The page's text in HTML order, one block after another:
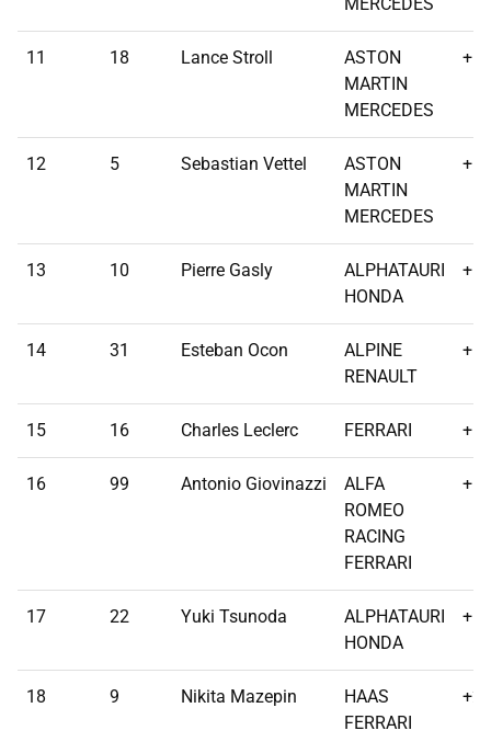
11 18 Lance Stroll
ASTON
MARTIN
MERCEDES
12 5 Sebastian Vettel
ASTON
MARTIN
MERCEDES
+1
13 10 Pierre Gasly
ALPHATAURI
HONDA
+1
14 31 Esteban Ocon
ALPINE
RENAULT
+1
15 16 Charles Leclerc FERRARI +1
16 99 Antonio Giovinazzi
ALFA
ROMEO
RACING
FERRARI
+1
17 22 Yuki Tsunoda
ALPHATAURI
HONDA
+1
18 9 Nikita Mazepin
HAAS
FERRARI
+2